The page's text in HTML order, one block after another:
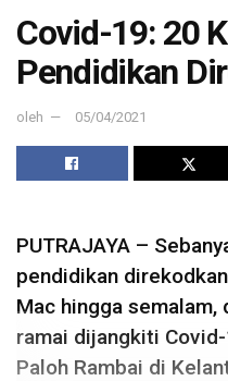
Covid-19: 20
Pendidikan
oleh 05/04/2021
PUTRAJAYA –
pendidikan
Mac hingga semalam,
ramai dijangkiti
Paloh Rambai di